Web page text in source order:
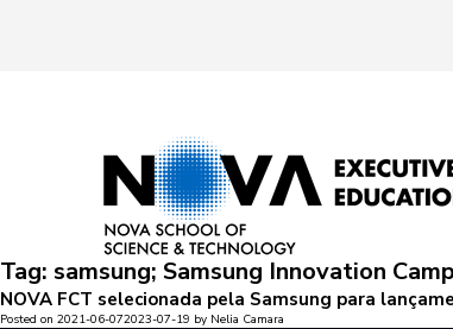
Tag: samsung; Samsung Innovation
NOVA FCT selecionada pela Samsung para
Posted on 2021-06-072023-07-19 by Nelia Camara